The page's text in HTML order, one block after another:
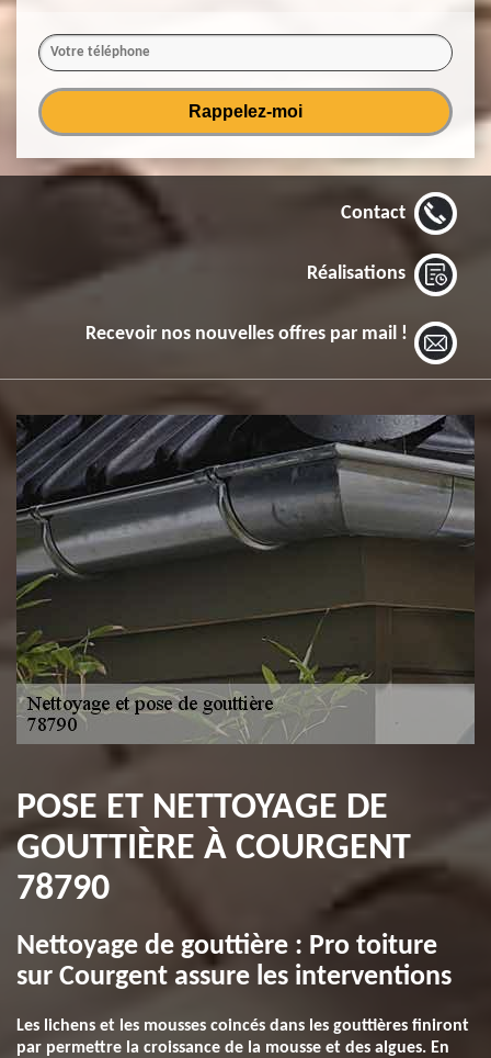
Contact
Réalisations
Recevoir nos nouvelles offres par mail !
POSE ET NETTOYAGE DE
GOUTTIÈRE À COURGENT
78790
Nettoyage de gouttière : Pro toiture
sur Courgent assure les interventions
Les lichens et les mousses coincés dans les gouttières finiront
par permettre la croissance de la mousse et des algues. En